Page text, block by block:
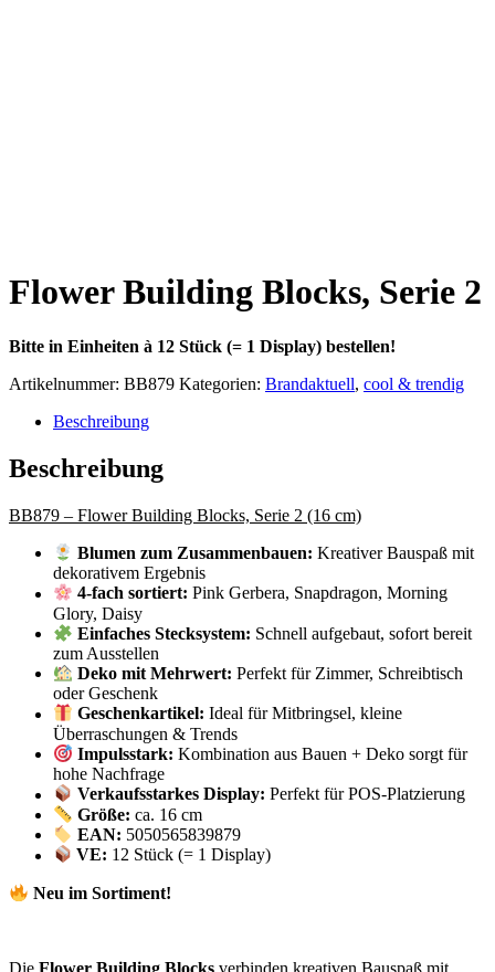
Flower Building Blocks, Serie 2
Bitte in Einheiten à 12 Stück (= 1 Display) bestellen!
Artikelnummer: BB879 Kategorien: Brandaktuell, cool & trendig
Beschreibung
Beschreibung
BB879 – Flower Building Blocks, Serie 2 (16 cm)
Blumen zum Zusammenbauen: Kreativer Bauspaß mit
dekorativem Ergebnis
4-fach sortiert: Pink Gerbera, Snapdragon, Morning
Glory, Daisy
Einfaches Stecksystem: Schnell aufgebaut, sofort bereit
zum Ausstellen
Deko mit Mehrwert: Perfekt für Zimmer, Schreibtisch
oder Geschenk
Geschenkartikel: Ideal für Mitbringsel, kleine
Überraschungen & Trends
Impulsstark: Kombination aus Bauen + Deko sorgt für
hohe Nachfrage
Verkaufsstarkes Display: Perfekt für POS-Platzierung
Größe: ca. 16 cm
EAN: 5050565839879
VE: 12 Stück (= 1 Display)
Neu im Sortiment!